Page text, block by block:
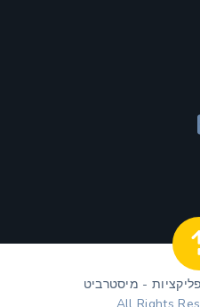
- מיסטרביט